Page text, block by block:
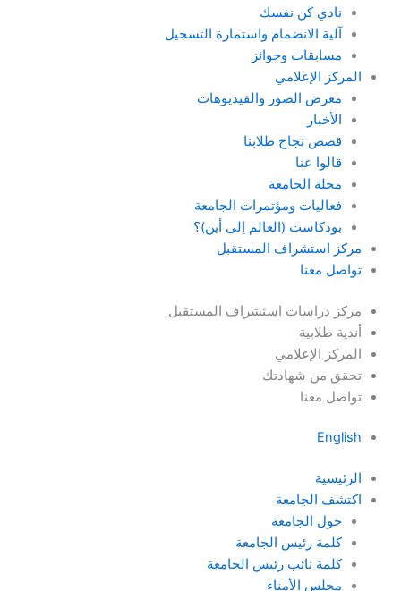
نادي كن نفسك
آلية الانضمام واستمارة التسجيل
مسابقات وجوائز
المركز الإعلامي
معرض الصور والفيديوهات
الأخبار
قصص نجاح طلابنا
قالوا عنا
مجلة الجامعة
فعاليات ومؤتمرات الجامعة
بودكاست (العالم إلى أين)؟
مركز استشراف المستقبل
تواصل معنا
مركز دراسات استشراف المستقبل
أندية طلابية
المركز الإعلامي
تحقق من شهادتك
تواصل معنا
English
الرئيسية
اكتشف الجامعة
حول الجامعة
كلمة رئيس الجامعة
كلمة نائب رئيس الجامعة
مجلس الأمناء